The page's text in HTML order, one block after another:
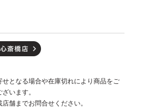
せとなる場合や在庫切れにより商品をご
います。
舗までお問合せください。